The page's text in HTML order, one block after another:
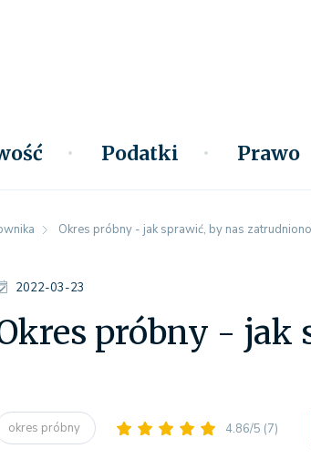
Podatki Prawo
Okres próbny - jak sprawić, by nas
2022-03-23
próbny - jak
okres próbny 4.86/5 (7)